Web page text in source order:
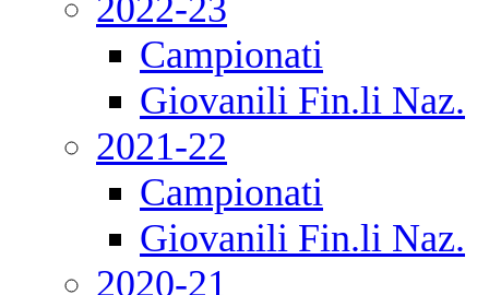
2022-23
Campionati
Giovanili Fin.li Naz.
2021-22
Campionati
Giovanili Fin.li Naz.
2020-21